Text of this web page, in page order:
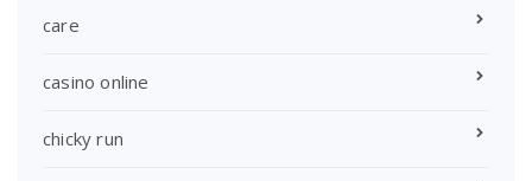
care
casino online
chicky run